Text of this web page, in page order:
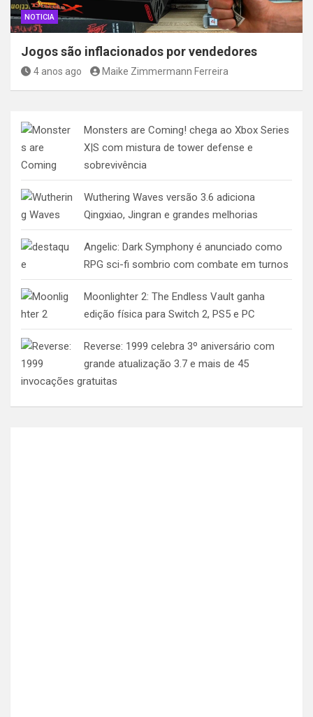
NOTICIA
Jogos são inflacionados por vendedores
4 anos ago Maike Zimmermann Ferreira
Monsters are Coming! chega ao Xbox Series
X|S com mistura de tower defense e
sobrevivência
Wuthering Waves versão 3.6 adiciona
Qingxiao, Jingran e grandes melhorias
Angelic: Dark Symphony é anunciado como
RPG sci-fi sombrio com combate em turnos
Moonlighter 2: The Endless Vault ganha
edição física para Switch 2, PS5 e PC
Reverse: 1999 celebra 3º aniversário com
grande atualização 3.7 e mais de 45
invocações gratuitas